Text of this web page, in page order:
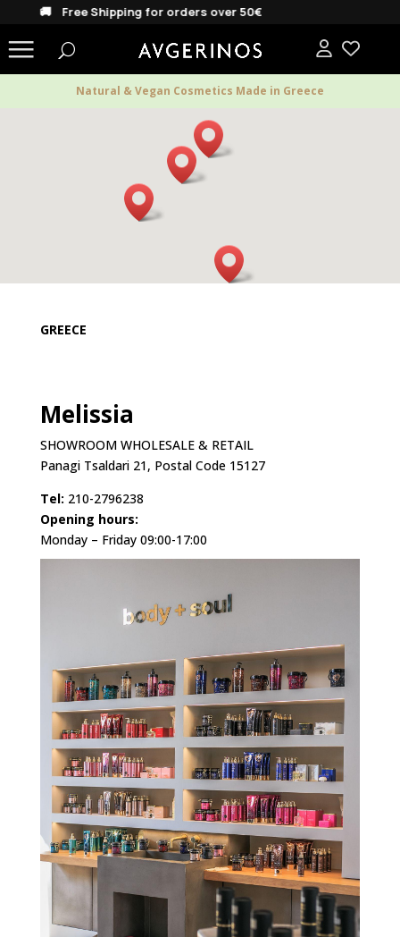
for orders over 50€
Natural & Vegan Cosmetics Made in Greece
GREECE
Melissia
SHOWROOM WHOLESALE & RETAIL
Panagi Tsaldari 21, Postal Code 15127
Tel: 210-2796238
Opening hours:
Monday – Friday 09:00-17:00